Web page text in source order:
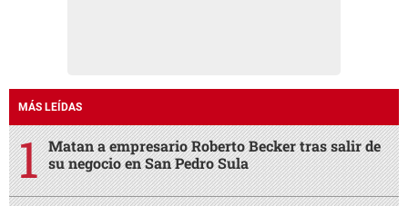
MÁS LEÍDAS
Matan a empresario Roberto Becker tras salir de
su negocio en San Pedro Sula